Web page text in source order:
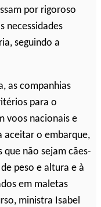
por rigoroso
necessidades
seguindo a
as companhias
para o
voos nacionais e
aceitar o embarque,
que não sejam cães-
peso e altura e à
em maletas
ministra Isabel